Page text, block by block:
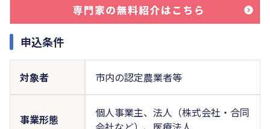
申込条件
対象者 市内の認定農業者等
事業形態
個人事業主、法人（株式会社・合同